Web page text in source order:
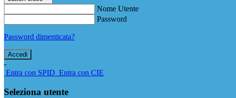
Nome Utente
Password
Password dimenticata?
-
Entra con SPID Entra con CIE
Seleziona utente